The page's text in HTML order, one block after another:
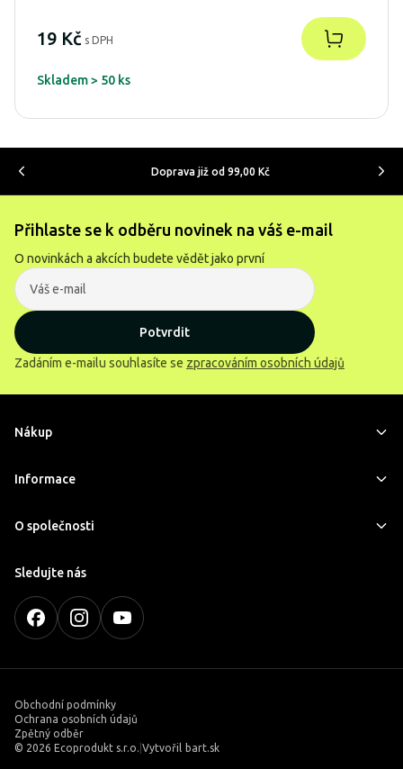
19 Kč s DPH
Skladem > 50 ks
Doprava již od 99,00 Kč
Přihlaste se k odběru novinek na váš e-mail
O novinkách a akcích budete vědět jako první
Potvrdit
Zadáním e-mailu souhlasíte se zpracováním osobních údajů
Nákup
Informace
O společnosti
Sledujte nás
Obchodní podmínky
Ochrana osobních údajů
Zpětný odběr
© 2026 Ecoprodukt s.r.o. Vytvořil bart.sk